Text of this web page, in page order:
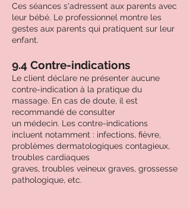
Ces séances s'adressent aux parents avec
leur bébé. Le professionnel montre les
gestes aux parents qui pratiquent sur leur
enfant.
9.4 Contre-indications
Le client déclare ne présenter aucune
contre-indication à la pratique du
massage. En cas de doute, il est
recommandé de consulter
un médecin. Les contre-indications
incluent notamment : infections, fièvre,
problèmes dermatologiques contagieux,
troubles cardiaques
graves, troubles veineux graves, grossesse
pathologique, etc.